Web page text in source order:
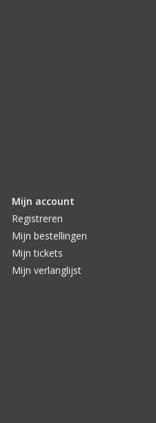
Mijn account
Registreren
Mijn bestellingen
Mijn tickets
Mijn verlanglijst